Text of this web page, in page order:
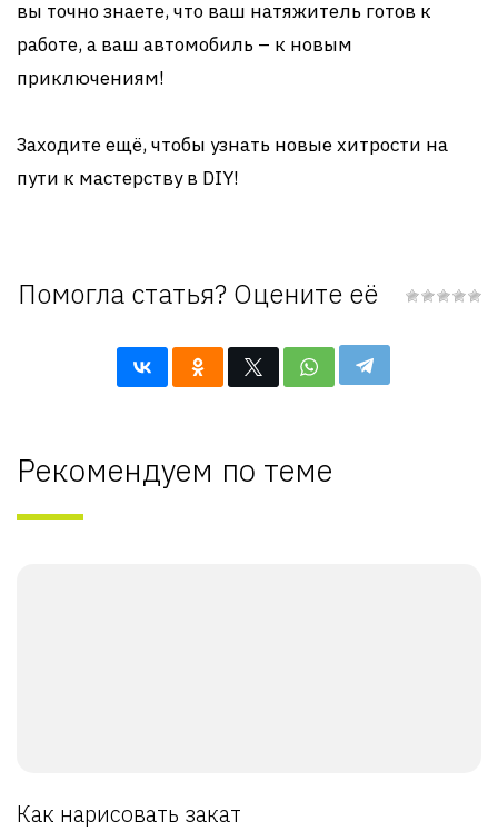
вы точно знаете, что ваш натяжитель готов к
работе, а ваш автомобиль – к новым
приключениям!
Заходите ещё, чтобы узнать новые хитрости на
пути к мастерству в DIY!
Помогла статья? Оцените её
Рекомендуем по теме
Как нарисовать закат